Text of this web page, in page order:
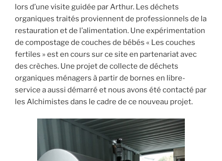
lors d’une visite guidée par Arthur. Les déchets
organiques traités proviennent de professionnels de la
restauration et de l’alimentation. Une expérimentation
de compostage de couches de bébés « Les couches
fertiles » est en cours sur ce site en partenariat avec
des crèches. Une projet de collecte de déchets
organiques ménagers à partir de bornes en libre-
service a aussi démarré et nous avons été contacté par
les Alchimistes dans le cadre de ce nouveau projet.